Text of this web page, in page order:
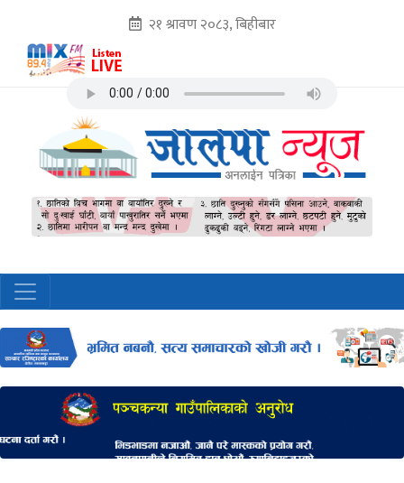
२१ श्रावण २०८३, बिहीबार